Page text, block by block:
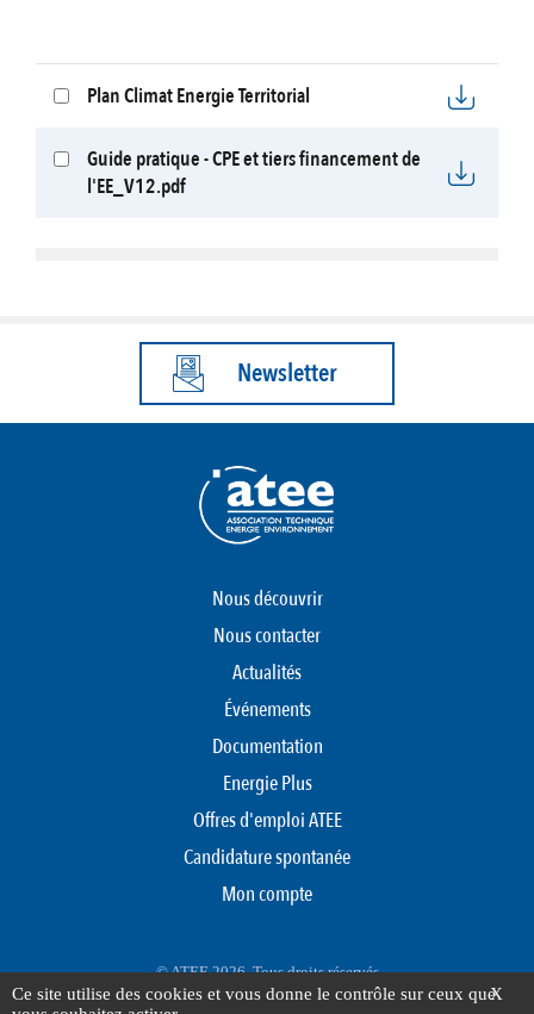
Plan Climat Energie Territorial
Guide pratique - CPE et tiers financement de
l'EE_V12.pdf
Newsletter
Nous découvrir
Nous contacter
Actualités
Événements
Documentation
Energie Plus
Offres d'emploi ATEE
Candidature spontanée
Mon compte
© ATEE 2026. Tous droits réservés
Protection des données personnelles
Plan du site
X
Ce site utilise des cookies et vous donne le contrôle sur ceux que